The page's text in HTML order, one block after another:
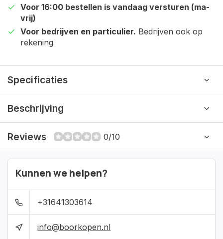
Voor 16:00 bestellen is vandaag versturen (ma-
vrij)
Voor bedrijven en particulier. Bedrijven ook op
rekening
Specificaties
Beschrijving
Reviews 0/10
Kunnen we helpen?
+31641303614
info@boorkopen.nl